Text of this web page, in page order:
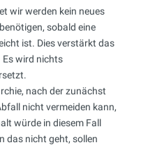
wir werden kein neues
sobald eine
ist. Dies verstärkt das
wird nichts
nach der zunächst
nicht vermeiden kann,
würde in diesem Fall
das nicht geht, sollen